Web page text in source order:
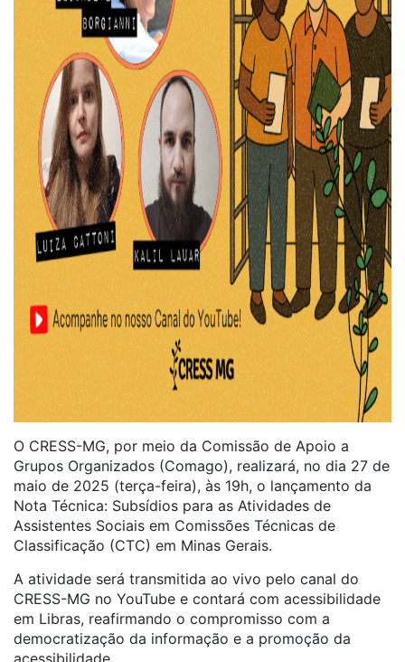
O CRESS-MG, por meio da Comissão de Apoio a
Grupos Organizados (Comago), realizará, no dia 27 de
maio de 2025 (terça-feira), às 19h, o lançamento da
Nota Técnica: Subsídios para as Atividades de
Assistentes Sociais em Comissões Técnicas de
Classificação (CTC) em Minas Gerais.
A atividade será transmitida ao vivo pelo canal do
CRESS-MG no YouTube e contará com acessibilidade
em Libras, reafirmando o compromisso com a
democratização da informação e a promoção da
acessibilidade.